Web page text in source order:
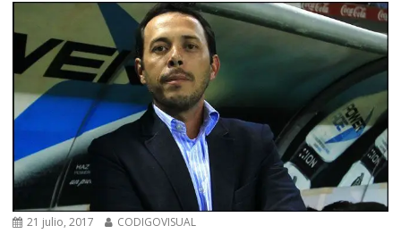
21 julio, 2017 CODIGOVISUAL